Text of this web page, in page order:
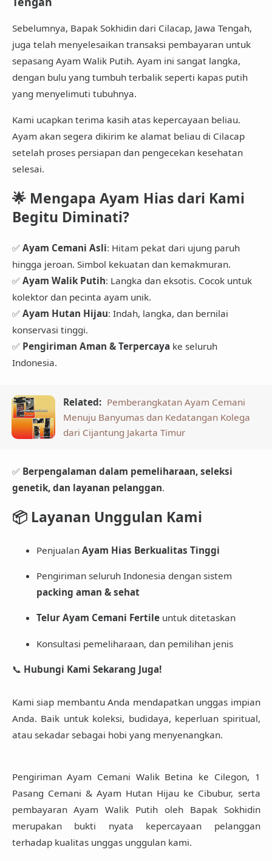
Sebelumnya, Bapak Sokhidindari Cilacap, Jawa Tengah,
juga telah menyelesaikan transaksi pembayaran untuk
sepasang Ayam Walik Putih. Ayam ini sangat langka,
dengan bulu yang tumbuh terbalik seperti kapas putih
yang menyelimuti tubuhnya.
Kami ucapkan terima kasih atas kepercayaan beliau.
Ayam akan segera dikirim ke alamat beliau di Cilacap
setelah proses persiapan dan pengecekan kesehatan
selesai.
🌟 Mengapa Ayam Hias dari Kami
Begitu Diminati?
✅ Ayam Cemani Asli: Hitam pekat dari ujung paruh
hingga jeroan. Simbol kekuatan dan kemakmuran.
✅ Ayam Walik Putih: Langka dan eksotis. Cocok untuk
kolektor dan pecinta ayam unik.
✅ Ayam Hutan Hijau: Indah, langka, dan bernilai
konservasi tinggi.
✅ Pengiriman Aman & Terpercaya ke seluruh
Indonesia.
Related: Pemberangkatan Ayam Cemani
Menuju Banyumas dan Kedatangan Kolega
dari Cijantung Jakarta Timur
✅ Berpengalaman dalam pemeliharaan, seleksi
genetik, dan layanan pelanggan.
📦 Layanan Unggulan Kami
Penjualan Ayam Hias Berkualitas Tinggi
Pengiriman seluruh Indonesia dengan sistem
packing aman & sehat
Telur Ayam Cemani Fertileuntuk ditetaskan
Konsultasi pemeliharaan, dan pemilihan jenis
📞 Hubungi Kami Sekarang Juga!
Kami siap membantu Anda mendapatkan unggas impian
Anda. Baik untuk koleksi, budidaya, keperluan spiritual,
atau sekadar sebagai hobi yang menyenangkan.
PengirimanAyam Cemani Walik Betina ke Cilegon, 1
Pasang Cemani & Ayam Hutan Hijau ke Cibubur, serta
pembayaran Ayam Walik Putih oleh Bapak Sokhidin
merupakan bukti nyata kepercayaan pelanggan
terhadap kualitas unggas unggulan kami.